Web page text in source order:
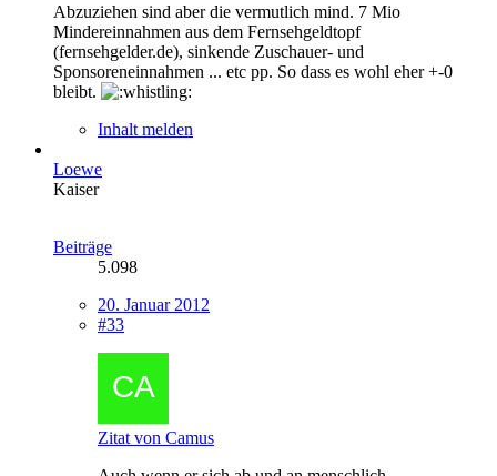
Abzuziehen sind aber die vermutlich mind. 7 Mio
Mindereinnahmen aus dem Fernsehgeldtopf
(fernsehgelder.de), sinkende Zuschauer- und
Sponsoreneinnahmen ... etc pp. So dass es wohl eher +-0
bleibt.
Inhalt melden
Loewe
Kaiser
Beiträge
5.098
20. Januar 2012
#33
Zitat von Camus